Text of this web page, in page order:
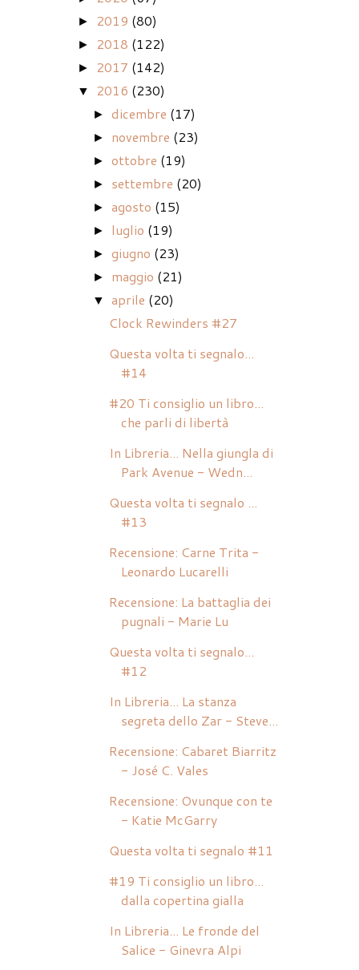
► 2019 (80)
► 2018 (122)
► 2017 (142)
▼ 2016 (230)
►dicembre (17)
► novembre (23)
►ottobre (19)
► settembre (20)
►agosto (15)
► luglio (19)
►giugno (23)
► maggio (21)
▼ aprile (20)
Clock Rewinders #27
Questa volta ti segnalo...
#14
#20 Ti consiglio un libro...
che parli di libertà
In Libreria... Nella giungla di
Park Avenue - Wedn...
Questa volta ti segnalo ...
#13
Recensione: Carne Trita -
Leonardo Lucarelli
Recensione: La battaglia dei
pugnali - Marie Lu
Questa volta ti segnalo...
#12
In Libreria... La stanza
segreta dello Zar - Steve...
Recensione: Cabaret Biarritz
- José C. Vales
Recensione: Ovunque con te
- Katie McGarry
Questa volta ti segnalo #11
#19 Ti consiglio un libro...
dalla copertina gialla
In Libreria... Le fronde del
Salice - Ginevra Alpi